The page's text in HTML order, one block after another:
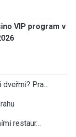
VIP program v
dveřmi? Pra…
restaur…